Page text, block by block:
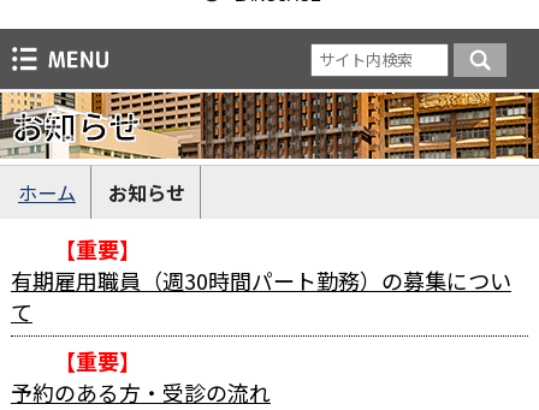
お知らせ
ホーム お知らせ
【重要】
有期雇用職員（週30時間パート勤務）の募集につい
て
【重要】
予約のある方・受診の流れ